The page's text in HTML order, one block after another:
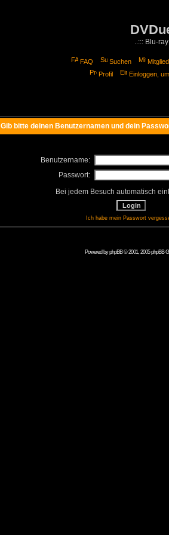
..::: Blu-
FAQ Suchen
Profil
Einloggen,
Gib bitte deinen Benutzernamen und dein
Benutzername:
Passwort:
Bei jedem Besuch automatisch
Ich habe mein Passwort
Powered byphpBB© 2001, 2005 phpBB